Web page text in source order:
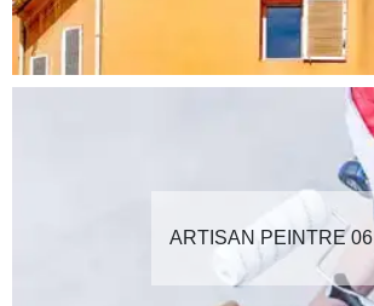
ARTISAN PEINTRE 06